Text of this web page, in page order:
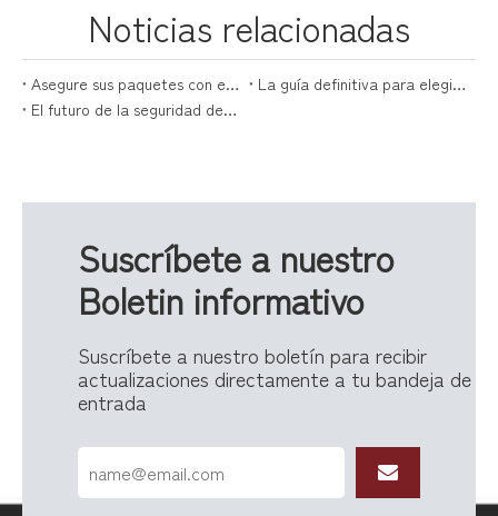
Noticias relacionadas
Asegure sus paquetes con estilo: la guía definitiva para cajas de paquetes
La guía definitiva para elegir la caja de entrega perfecta para paquetes
El futuro de la seguridad de los paquetes está aquí con las cajas de entrega de paquetes
Suscríbete a nuestro
Boletin informativo
Suscríbete a nuestro boletín para recibir
actualizaciones directamente a tu bandeja de
entrada